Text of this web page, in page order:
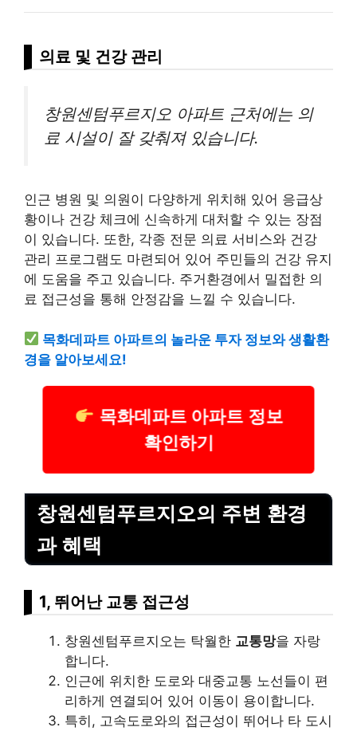
의료 및 건강 관리
창원센텀푸르지오 아파트 근처에는 의
료 시설이 잘 갖춰져 있습니다.
인근 병원 및 의원이 다양하게 위치해 있어 응급상
황이나 건강 체크에 신속하게 대처할 수 있는 장점
이 있습니다. 또한, 각종 전문 의료 서비스와 건강
관리 프로그램도 마련되어 있어 주민들의 건강 유지
에 도움을 주고 있습니다. 주거환경에서 밀접한 의
료 접근성을 통해 안정감을 느낄 수 있습니다.
목화데파트 아파트의 놀라운 투자 정보와 생활환
경을 알아보세요!
목화데파트 아파트 정보
확인하기
창원센텀푸르지오의 주변 환경
과 혜택
1, 뛰어난 교통 접근성
창원센텀푸르지오는 탁월한 교통망을 자랑
합니다.
인근에 위치한 도로와 대중교통 노선들이 편
리하게 연결되어 있어 이동이 용이합니다.
특히, 고속도로와의 접근성이 뛰어나 타 도시